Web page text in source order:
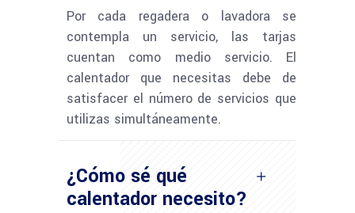
Por cada regadera o lavadora se
contempla un servicio, las tarjas
cuentan como medio servicio. El
calentador que necesitas debe de
satisfacer el número de servicios que
utilizas simultáneamente.
¿Cómo sé qué
calentador necesito?